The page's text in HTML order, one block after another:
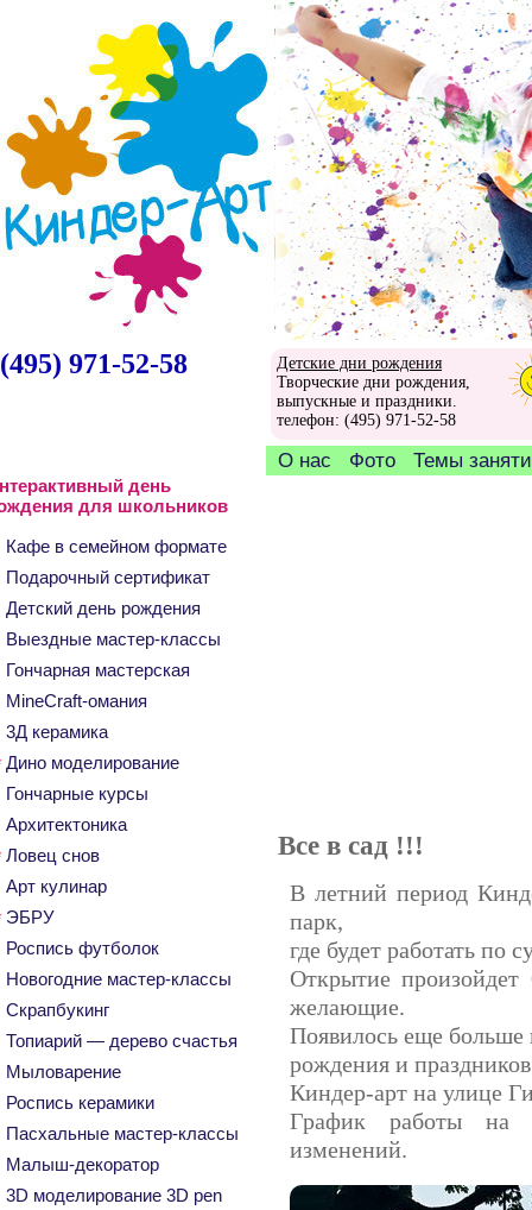
(495) 971-52-58
Детские дни рождения
Творческие дни рождения,
выпускные и праздники.
телефон: (495) 971-52-58
О нас Фото Темы
день
для школьников
Кафе в семейном формате
Подарочный сертификат
Детский день рождения
Выездные мастер-классы
Гончарная мастерская
MineCraft-омания
3Д керамика
Дино моделирование
Гончарные курсы
Архитектоника
Ловец снов
Арт кулинар
ЭБРУ
Роспись футболок
Новогодние мастер-классы
Скрапбукинг
Топиарий — дерево счастья
Мыловарение
Роспись керамики
Пасхальные мастер-классы
Малыш-декоратор
3D моделирование 3D pen
Все в сад !!!
В летний период
парк,
где будет работать по
Открытие
желающие.
Появилось еще больше
рождения и
Киндер-арт на улице
График работы на
изменений.